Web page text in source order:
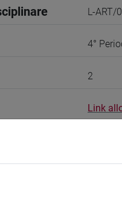
L-ART/
4°
2
Link